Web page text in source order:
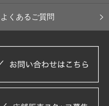
よくあるご質問